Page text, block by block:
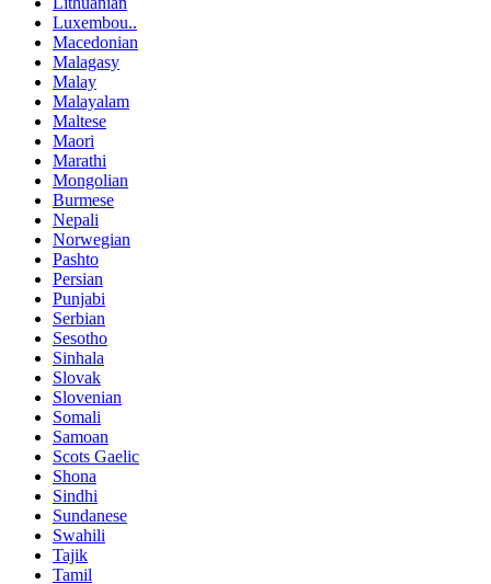
Luxembou..
Macedonian
Malagasy
Malay
Malayalam
Maltese
Maori
Marathi
Mongolian
Burmese
Nepali
Norwegian
Pashto
Persian
Punjabi
Serbian
Sesotho
Sinhala
Slovak
Slovenian
Somali
Samoan
Scots Gaelic
Shona
Sindhi
Sundanese
Swahili
Tajik
Tamil